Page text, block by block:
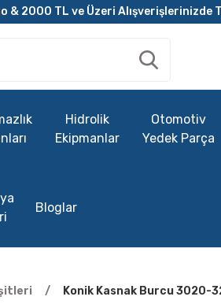
2000 TL ve Üzeri Alışverişlerinizde
Hidrolik
Ekipmanlar
Otomotiv
Yedek Parça
Bloglar
Konik Kasnak Burcu 3020-